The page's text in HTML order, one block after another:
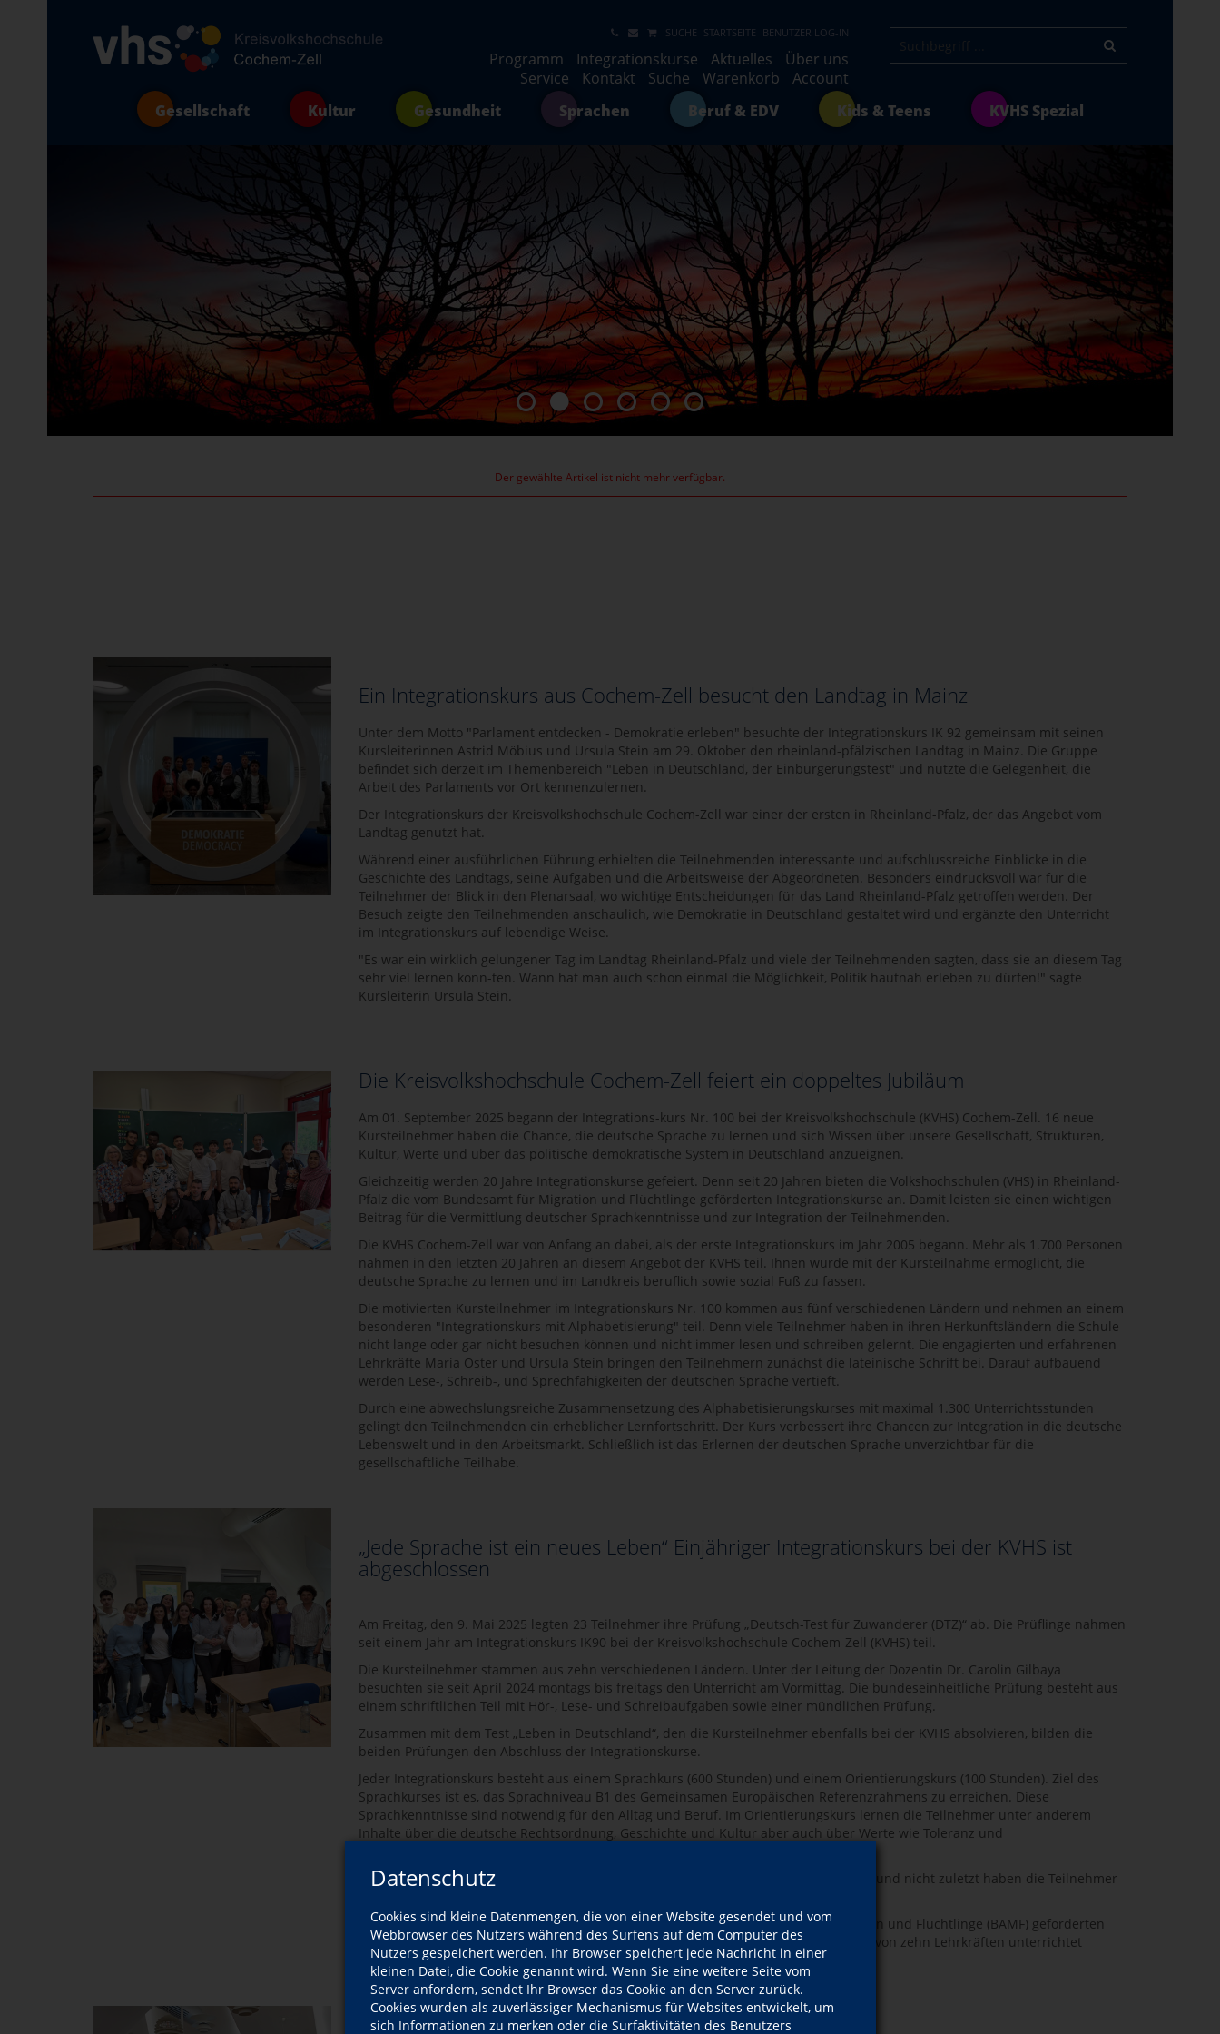
Datenschutz
Cookies sind kleine Datenmengen, die von einer Website gesendet und vom
Webbrowser des Nutzers während des Surfens auf dem Computer des
Nutzers gespeichert werden. Ihr Browser speichert jede Nachricht in einer
kleinen Datei, die Cookie genannt wird. Wenn Sie eine weitere Seite vom
Server anfordern, sendet Ihr Browser das Cookie an den Server zurück.
Cookies wurden als zuverlässiger Mechanismus für Websites entwickelt, um
sich Informationen zu merken oder die Surfaktivitäten des Benutzers
SUCHE STARTSEITE BENUTZER LOG-IN
Programm Integrationskurse Aktuelles
Über uns
Service
Kontakt Suche Warenkorb
Account
Gesellschaft
Kultur Gesundheit Sprachen Beruf & EDV Kids & Teens KVHS Spezial
Aktuelles
Der gewählte Artikel ist nicht mehr verfügbar.
Ein Integrationskurs aus Cochem-Zell besucht den Landtag in Mainz
Unter dem Motto "Parlament entdecken - Demokratie erleben" besuchte der Integrationskurs IK 92 gemeinsam mit seinen
Kursleiterinnen Astrid Möbius und Ursula Stein am 29. Oktober den rheinland-pfälzischen Landtag in Mainz. Die Gruppe
befindet sich derzeit im Themenbereich "Leben in Deutschland, der Einbürgerungstest" und nutzte die Gelegenheit, die
Arbeit des Parlaments vor Ort kennenzulernen.
Der Integrationskurs der Kreisvolkshochschule Cochem-Zell war einer der ersten in Rheinland-Pfalz, der das Angebot vom
Landtag genutzt hat.
Während einer ausführlichen Führung erhielten die Teilnehmenden interessante und aufschlussreiche Einblicke in die
Geschichte des Landtags, seine Aufgaben und die Arbeitsweise der Abgeordneten. Besonders eindrucksvoll war für die
Teilnehmer der Blick in den Plenarsaal, wo wichtige Entscheidungen für das Land Rheinland-Pfalz getroffen werden. Der
Besuch zeigte den Teilnehmenden anschaulich, wie Demokratie in Deutschland gestaltet wird und ergänzte den Unterricht
im Integrationskurs auf lebendige Weise.
"Es war ein wirklich gelungener Tag im Landtag Rheinland-Pfalz und viele der Teilnehmenden sagten, dass sie an diesem Tag
sehr viel lernen konn-ten. Wann hat man auch schon einmal die Möglichkeit, Politik hautnah erleben zu dürfen!" sagte
Kursleiterin Ursula Stein.
Die Kreisvolkshochschule Cochem-Zell feiert ein doppeltes Jubiläum
Am 01. September 2025 begann der Integrations-kurs Nr. 100 bei der Kreisvolkshochschule (KVHS) Cochem-Zell. 16 neue
Kursteilnehmer haben die Chance, die deutsche Sprache zu lernen und sich Wissen über unsere Gesellschaft, Strukturen,
Kultur, Werte und über das politische demokratische System in Deutschland anzueignen.
Gleichzeitig werden 20 Jahre Integrationskurse gefeiert. Denn seit 20 Jahren bieten die Volkshochschulen (VHS) in Rheinland-
Pfalz die vom Bundesamt für Migration und Flüchtlinge geförderten Integrationskurse an. Damit leisten sie einen wichtigen
Beitrag für die Vermittlung deutscher Sprachkenntnisse und zur Integration der Teilnehmenden.
Die KVHS Cochem-Zell war von Anfang an dabei, als der erste Integrationskurs im Jahr 2005 begann. Mehr als 1.700 Personen
nahmen in den letzten 20 Jahren an diesem Angebot der KVHS teil. Ihnen wurde mit der Kursteilnahme ermöglicht, die
deutsche Sprache zu lernen und im Landkreis beruflich sowie sozial Fuß zu fassen.
Die motivierten Kursteilnehmer im Integrationskurs Nr. 100 kommen aus fünf verschiedenen Ländern und nehmen an einem
besonderen "Integrationskurs mit Alphabetisierung" teil. Denn viele Teilnehmer haben in ihren Herkunftsländern die Schule
nicht lange oder gar nicht besuchen können und nicht immer lesen und schreiben gelernt. Die engagierten und erfahrenen
Lehrkräfte Maria Oster und Ursula Stein bringen den Teilnehmern zunächst die lateinische Schrift bei. Darauf aufbauend
werden Lese-, Schreib-, und Sprechfähigkeiten der deutschen Sprache vertieft.
Durch eine abwechslungsreiche Zusammensetzung des Alphabetisierungskurses mit maximal 1.300 Unterrichtsstunden
gelingt den Teilnehmenden ein erheblicher Lernfortschritt. Der Kurs verbessert ihre Chancen zur Integration in die deutsche
Lebenswelt und in den Arbeitsmarkt. Schließlich ist das Erlernen der deutschen Sprache unverzichtbar für die
gesellschaftliche Teilhabe.
„Jede Sprache ist ein neues Leben“ Einjähriger Integrationskurs bei der KVHS ist
abgeschlossen
Am Freitag, den 9. Mai 2025 legten 23 Teilnehmer ihre Prüfung „Deutsch-Test für Zuwanderer (DTZ)“ ab. Die Prüflinge nahmen
seit einem Jahr am Integrationskurs IK90 bei der Kreisvolkshochschule Cochem-Zell (KVHS) teil.
Die Kursteilnehmer stammen aus zehn verschiedenen Ländern. Unter der Leitung der Dozentin Dr. Carolin Gilbaya
besuchten sie seit April 2024 montags bis freitags den Unterricht am Vormittag. Die bundeseinheitliche Prüfung besteht aus
einem schriftlichen Teil mit Hör-, Lese- und Schreibaufgaben sowie einer mündlichen Prüfung.
Zusammen mit dem Test „Leben in Deutschland“, den die Kursteilnehmer ebenfalls bei der KVHS absolvieren, bilden die
beiden Prüfungen den Abschluss der Integrationskurse.
Jeder Integrationskurs besteht aus einem Sprachkurs (600 Stunden) und einem Orientierungskurs (100 Stunden). Ziel des
Sprachkurses ist es, das Sprachniveau B1 des Gemeinsamen Europäischen Referenzrahmens zu erreichen. Diese
Sprachkenntnisse sind notwendig für den Alltag und Beruf. Im Orientierungskurs lernen die Teilnehmer unter anderem
Inhalte über die deutsche Rechtsordnung, Geschichte und Kultur aber auch über Werte wie Toleranz und
Nach einem erfolgreichen Jahr im Kurs wurden viele Freundschaften abgeschlossen und nicht zuletzt haben die Teilnehmer
Die Kreisvolkshochschule Cochem-Zell ist Träger für die vom Bundesamt für Migration und Flüchtlinge (BAMF) geförderten
Integrationskurse und führt derzeit neun verschiedene Integrationskurse durch, die von zehn Lehrkräften unterrichtet
werden.